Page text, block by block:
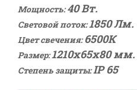
Мощность:40 Вт.
Световой поток:1850 Лм.
Цвет свечения:6500К
Размер:1210х65х80 мм.
Степень защиты:IP 65